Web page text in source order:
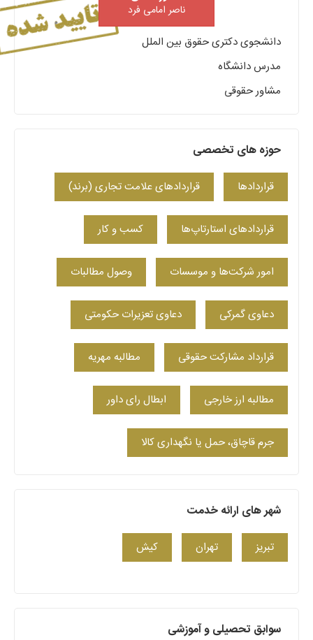
ناصر امامی فرد
دانشجوی دکتری حقوق بین الملل
مدرس دانشگاه
مشاور حقوقی
حوزه های تخصصی
قراردادها قراردادهای علامت تجاری (برند)
قراردادهای استارتاپ‌ها کسب‌ و کار
امور شرکت‌ها و موسسات وصول مطالبات
دعاوی گمرکی دعاوی تعزیرات حکومتی
قرارداد مشارکت حقوقی مطالبه مهریه
مطالبه ارز خارجی ابطال رای داور
جرم قاچاق، حمل یا نگهداری کالا
شهر های ارائه خدمت
تبریز تهران کیش
سوابق تحصیلی و آموزشی